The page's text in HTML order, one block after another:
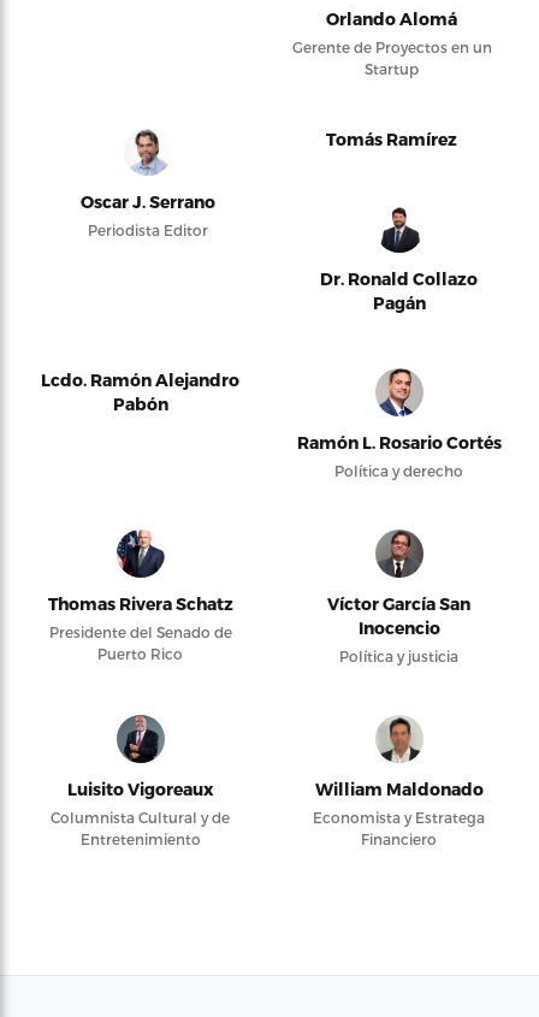
Orlando Alomá
Gerente de Proyectos en un
Startup
Oscar J. Serrano
Periodista Editor
Tomás Ramírez
Dr. Ronald Collazo
Pagán
Lcdo. Ramón Alejandro
Pabón
Ramón L. Rosario Cortés
Política y derecho
Thomas Rivera Schatz
Presidente del Senado de
Puerto Rico
Víctor García San
Inocencio
Política y justicia
Luisito Vigoreaux
Columnista Cultural y de
Entretenimiento
William Maldonado
Economista y Estratega
Financiero